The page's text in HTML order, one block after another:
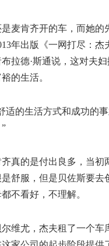
麦肯齐开的车，而她的
年出版《一网打尽：杰
拉德·斯通说，这对夫
的生活。
适的生活方式和成功的
真的是付出良多，当初
舒服，但是贝佐斯要去
不看好，不理解。
维尤，杰夫租了一个车